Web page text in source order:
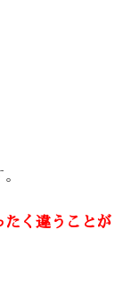
たく違うことが